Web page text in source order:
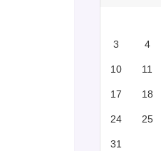
3 4
10 11
17 18
24 25
31